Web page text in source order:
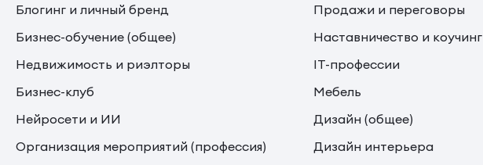
Блогинг и личный бренд
Продажи и переговоры
Бизнес-обучение (общее)
Наставничество и коучинг
Недвижимость и риэлторы
IT-профессии
Бизнес-клуб
Мебель
Нейросети и ИИ
Дизайн (общее)
Организация мероприятий (профессия)
Дизайн интерьера